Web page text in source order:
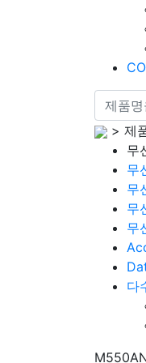
> 제
무
무
무
무
무
다